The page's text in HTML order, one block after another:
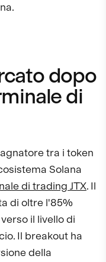
dopo
di
tra i token
Solana
di trading JTX. Il
di oltre l'85%
il livello di
Il breakout ha
della